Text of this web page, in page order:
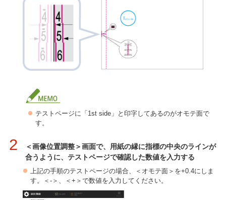
テストページに「1st side」と印字してあるのがオモテ面で
す。
2
＜画像位置調整＞画面で、用紙の縁に指標の中央のラインが
合うように、テストページで確認した数値を入力する
上記の手順のテストページの場合、＜オモテ面＞を+0.4にしま
す。＜-＞、＜+＞で数値を入力してください。